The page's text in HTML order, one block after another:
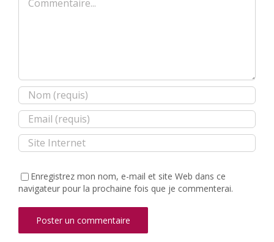
Enregistrez mon nom, e-mail et site Web dans ce
navigateur pour la prochaine fois que je commenterai.